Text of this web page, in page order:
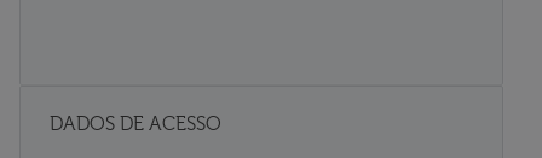
DADOS DE ACESSO